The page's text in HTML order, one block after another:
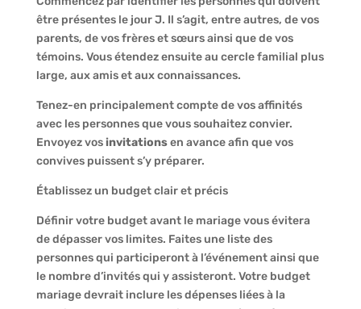
être présentes le jour J. Il s’agit, entre autres, de vos
parents, de vos frères et sœurs ainsi que de vos
témoins. Vous étendez ensuite au cercle familial plus
large, aux amis et aux connaissances.
Tenez-en principalement compte de vos affinités
avec les personnes que vous souhaitez convier.
Envoyez vosinvitationsen avance afin que vos
convives puissent s’y préparer.
Établissez un budget clair et précis
Définir votre budget avant le mariage vous évitera
de dépasser vos limites. Faites une liste des
personnes qui participeront à l’événement ainsi que
le nombre d’invités qui y assisteront. Votre budget
mariage devrait inclure les dépenses liées à la